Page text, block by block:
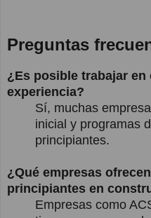
Preguntas
¿Es posible trabajar
experiencia?
Sí, muchas
inicial y programas
principiantes.
¿Qué empresas
principiantes en
Empresas como